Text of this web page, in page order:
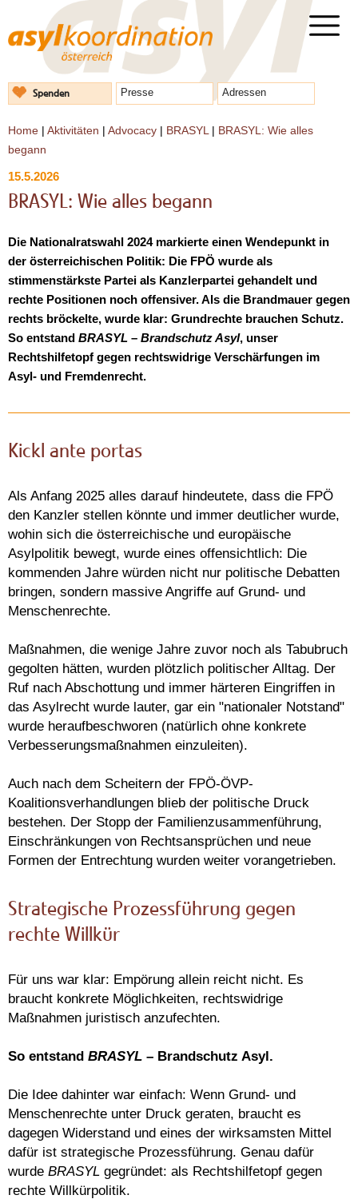
Spenden Presse Adressen
Home | Aktivitäten | Advocacy | BRASYL | BRASYL: Wie alles
begann
15.5.2026
BRASYL: Wie alles begann
Die Nationalratswahl 2024 markierte einen Wendepunkt in
der österreichischen Politik: Die FPÖ wurde als
stimmenstärkste Partei als Kanzlerpartei gehandelt und
rechte Positionen noch offensiver. Als die Brandmauer gegen
rechts bröckelte, wurde klar: Grundrechte brauchen Schutz.
So entstand BRASYL – Brandschutz Asyl, unser
Rechtshilfetopf gegen rechtswidrige Verschärfungen im
Asyl- und Fremdenrecht.
Kickl ante portas
Als Anfang 2025 alles darauf hindeutete, dass die FPÖ
den Kanzler stellen könnte und immer deutlicher wurde,
wohin sich die österreichische und europäische
Asylpolitik bewegt, wurde eines offensichtlich: Die
kommenden Jahre würden nicht nur politische Debatten
bringen, sondern massive Angriffe auf Grund- und
Menschenrechte.
Maßnahmen, die wenige Jahre zuvor noch als Tabubruch
gegolten hätten, wurden plötzlich politischer Alltag. Der
Ruf nach Abschottung und immer härteren Eingriffen in
das Asylrecht wurde lauter, gar ein "nationaler Notstand"
wurde heraufbeschworen (natürlich ohne konkrete
Verbesserungsmaßnahmen einzuleiten).
Auch nach dem Scheitern der FPÖ-ÖVP-
Koalitionsverhandlungen blieb der politische Druck
bestehen. Der Stopp der Familienzusammenführung,
Einschränkungen von Rechtsansprüchen und neue
Formen der Entrechtung wurden weiter vorangetrieben.
Strategische Prozessführung gegen
rechte Willkür
Für uns war klar: Empörung allein reicht nicht. Es
braucht konkrete Möglichkeiten, rechtswidrige
Maßnahmen juristisch anzufechten.
So entstand BRASYL – Brandschutz Asyl.
Die Idee dahinter war einfach: Wenn Grund- und
Menschenrechte unter Druck geraten, braucht es
dagegen Widerstand und eines der wirksamsten Mittel
dafür ist strategische Prozessführung. Genau dafür
wurde BRASYL gegründet: als Rechtshilfetopf gegen
rechte Willkürpolitik.